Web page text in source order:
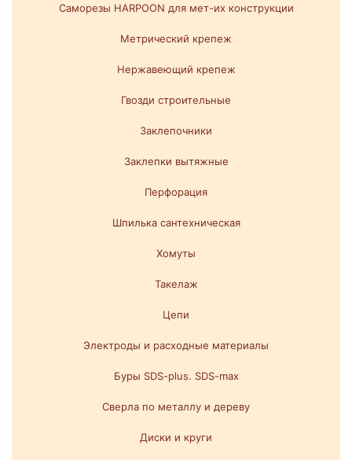
Саморезы HARPOON для мет-их конструкции
Метрический крепеж
Нержавеющий крепеж
Гвозди строительные
Заклепочники
Заклепки вытяжные
Перфорация
Шпилька сантехническая
Хомуты
Такелаж
Цепи
Электроды и расходные материалы
Буры SDS-plus. SDS-max
Сверла по металлу и дереву
Диски и круги